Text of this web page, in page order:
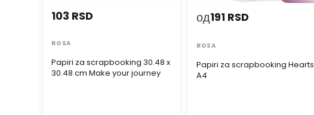
Papiri za scrapbooking 30.48 x
30.48 cm Make your journey
103 RSD
ROSA
Papiri za scrapbooking Hearts
A4
од191 RSD
ROSA